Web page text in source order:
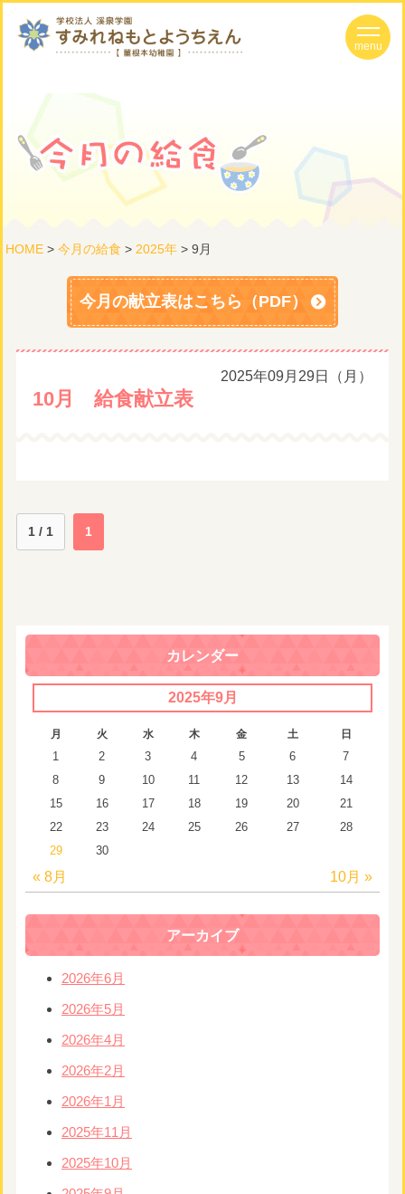
HOME> 今月の給食 > 2025年> 9月
今月の献立表はこちら（PDF）
2025年09月29日（月）
10月 給食献立表
1 / 1 1
カレンダー
2025年9月
月 火 水 木 金 土 日
« 8月 10月 »
1 2 3 4 5 6
7
8
9 10 11 12 13
14
15
16 17 18 19 20
21
22
23 24 25 26 27
28
29
30
アーカイブ
2026年6月
2026年5月
2026年4月
2026年2月
2026年1月
2025年11月
2025年10月